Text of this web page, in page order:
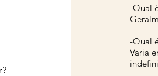
-Qual
-Qual
Varia